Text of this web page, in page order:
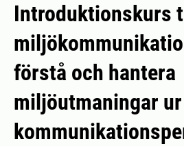
Introduktionskurs
förstå och hantera
miljöutmaningar